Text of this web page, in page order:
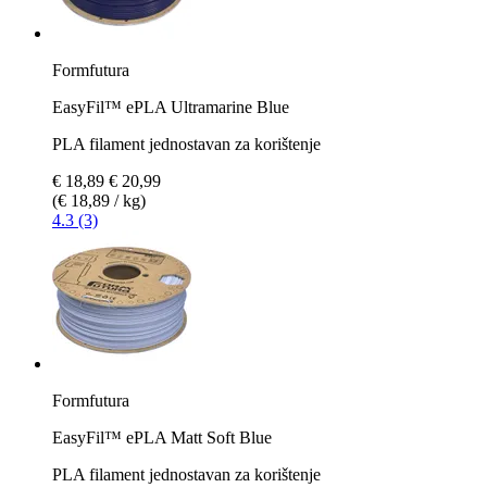
Formfutura
EasyFil™ ePLA Ultramarine Blue
PLA filament jednostavan za korištenje
€ 18,89 € 20,99
(€ 18,89 / kg)
4.3 (3)
Formfutura
EasyFil™ ePLA Matt Soft Blue
PLA filament jednostavan za korištenje